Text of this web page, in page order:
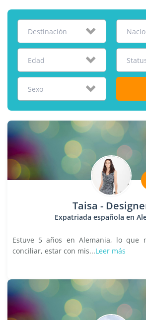
Destinación
Edad
Sexo
Taisa -
Expatriada española en
Estuve 5 años en Alemania, lo que
conciliar, estar con mis...Leer más